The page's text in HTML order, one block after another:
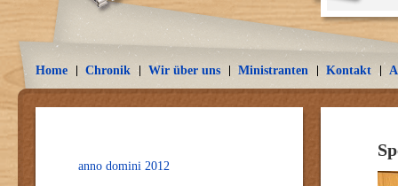
Home Chronik Wir über uns Ministranten Kontakt
anno domini 2012